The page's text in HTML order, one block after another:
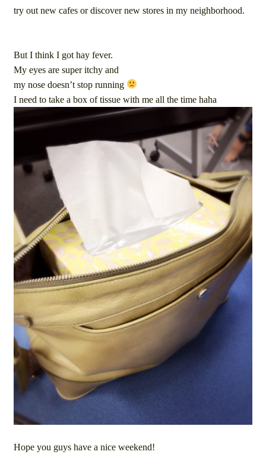
try out new cafes or discover new stores in my neighborhood.
But I think I got hay fever.
My eyes are super itchy and
my nose doesn’t stop running
I need to take a box of tissue with me all the time haha
Hope you guys have a nice weekend!